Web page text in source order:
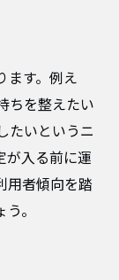
ます。例え
ちを整えたい
たいというニ
が入る前に運
用者傾向を踏
。